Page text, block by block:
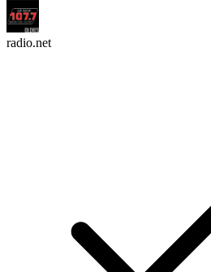
radio.net